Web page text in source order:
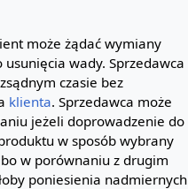
może żądać wymiany
wady. Sprzedawca
czasie bez
klienta. Sprzedawca może
jeżeli doprowadzenie do
w sposób wybrany
w porównaniu z drugim
poniesienia nadmiernych